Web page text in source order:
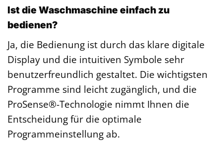
Ist die Waschmaschine einfach zu
bedienen?
Ja, die Bedienung ist durch das klare digitale
Display und die intuitiven Symbole sehr
benutzerfreundlich gestaltet. Die wichtigsten
Programme sind leicht zugänglich, und die
ProSense®-Technologie nimmt Ihnen die
Entscheidung für die optimale
Programmeinstellung ab.